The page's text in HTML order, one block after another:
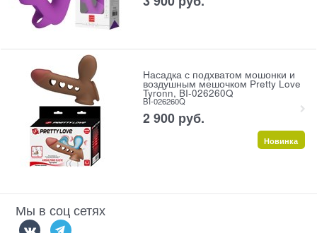
Насадка с подхватом мошонки и
воздушным мешочком Pretty Love
Tyronn, BI-026260Q
BI-026260Q
2 900 руб.
Новинка
Мы в соц сетях